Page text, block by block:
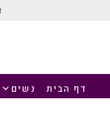
דף הבית נשים